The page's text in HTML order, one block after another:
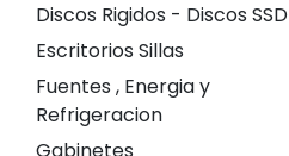
Discos Rigidos - Discos SSD
Escritorios Sillas
Fuentes , Energia y
Refrigeracion